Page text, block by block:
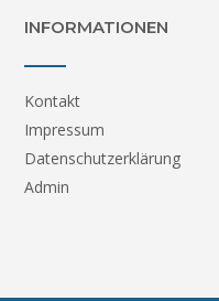
INFORMATIONEN
Kontakt
Impressum
Datenschutzerklärung
Admin